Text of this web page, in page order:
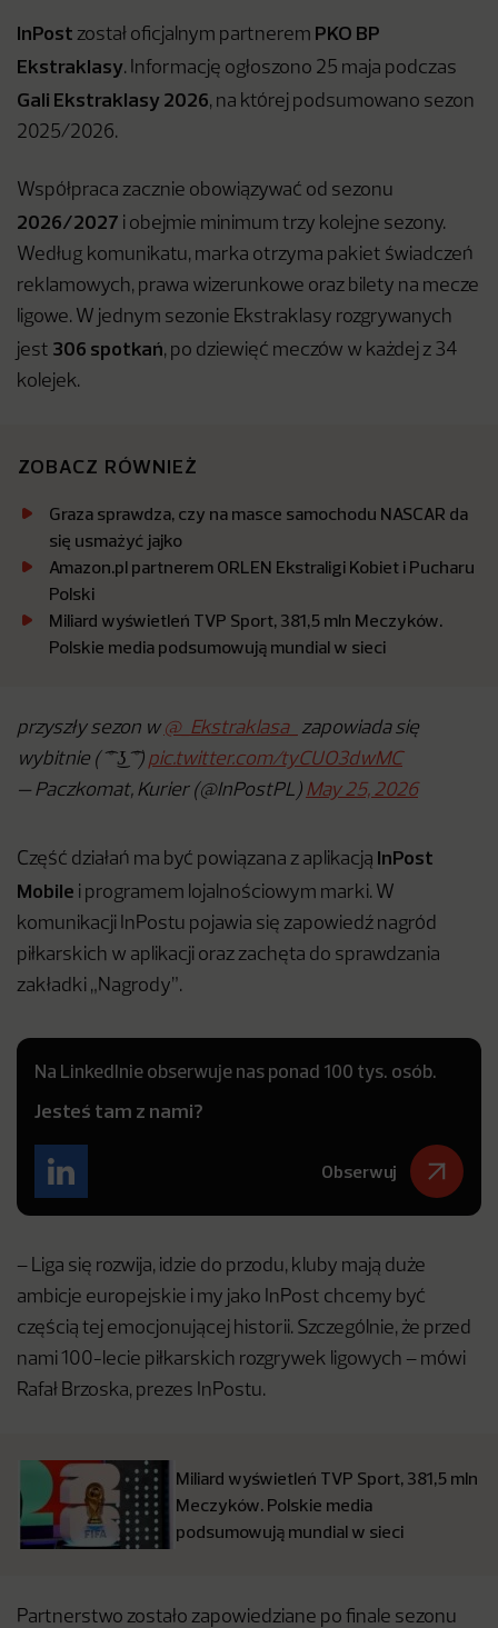
InPost został oficjalnym partnerem PKO BP
Ekstraklasy. Informację ogłoszono 25 maja podczas
Gali Ekstraklasy 2026, na której podsumowano sezon
2025/2026.
Współpraca zacznie obowiązywać od sezonu
2026/2027 i obejmie minimum trzy kolejne sezony.
Według komunikatu, marka otrzyma pakiet świadczeń
reklamowych, prawa wizerunkowe oraz bilety na mecze
ligowe. W jednym sezonie Ekstraklasy rozgrywanych
jest 306 spotkań, po dziewięć meczów w każdej z 34
kolejek.
ZOBACZ RÓWNIEŻ
Graza sprawdza, czy na masce samochodu NASCAR da
się usmażyć jajko
Amazon.pl partnerem ORLEN Ekstraligi Kobiet i Pucharu
Polski
Miliard wyświetleń TVP Sport, 381,5 mln Meczyków.
Polskie media podsumowują mundial w sieci
przyszły sezon w @_Ekstraklasa_
zapowiada się
wybitnie ( ͡° ͜ʖ ͡°) pic.twitter.com/tyCUO3dwMC
— Paczkomat, Kurier (@InPostPL) May 25, 2026
Część działań ma być powiązana z aplikacją InPost
Mobile i programem lojalnościowym marki. W
komunikacji InPostu pojawia się zapowiedź nagród
piłkarskich w aplikacji oraz zachęta do sprawdzania
zakładki „Nagrody”.
Na LinkedInie obserwuje nas ponad 100 tys. osób.
Jesteś tam z nami?
Obserwuj
– Liga się rozwija, idzie do przodu, kluby mają duże
ambicje europejskie i my jako InPost chcemy być
częścią tej emocjonującej historii. Szczególnie, że przed
nami 100-lecie piłkarskich rozgrywek ligowych – mówi
Rafał Brzoska, prezes InPostu.
Miliard wyświetleń TVP Sport, 381,5 mln
Meczyków. Polskie media
podsumowują mundial w sieci
Partnerstwo zostało zapowiedziane po finale sezonu